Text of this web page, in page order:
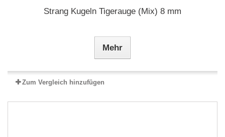
Strang Kugeln Tigerauge (Mix) 8 mm
Mehr
Zum Vergleich hinzufügen